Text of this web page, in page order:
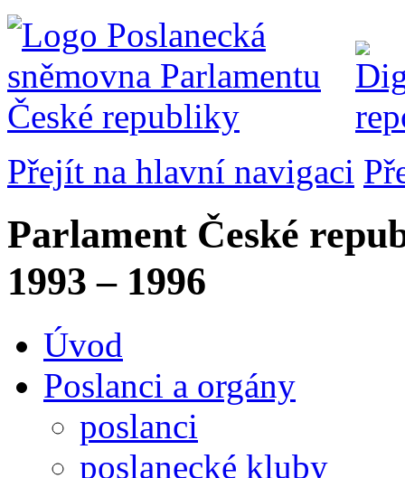
Přejít na hlavní navigaci
Parlament České
1993 – 1996
Úvod
Poslanci a orgány
poslanci
poslanecké kluby